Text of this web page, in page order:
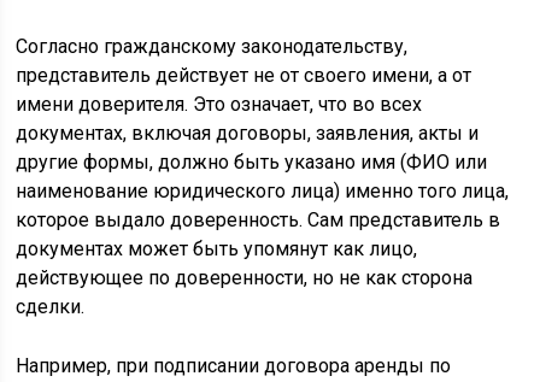
Согласно гражданскому законодательству,
представитель действует не от своего имени, а от
имени доверителя. Это означает, что во всех
документах, включая договоры, заявления, акты и
другие формы, должно быть указано имя (ФИО или
наименование юридического лица) именно того лица,
которое выдало доверенность. Сам представитель в
документах может быть упомянут как лицо,
действующее по доверенности, но не как сторона
сделки.
Например, при подписании договора аренды по